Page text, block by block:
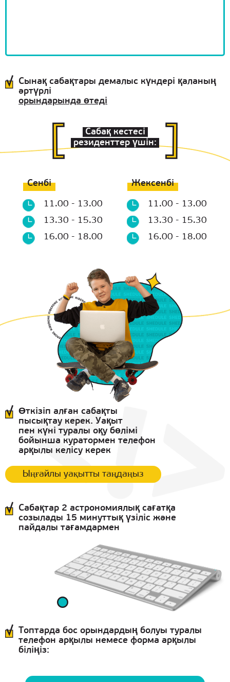
Сынақ сабақтары демалыс күндері қаланың
әртүрлі
орындарында өтеді
Сабақ кестесі
резиденттер үшін:
Сенбі
11.00 - 13.00
13.30 - 15.30
16.00 - 18.00
Жексенбі
11.00 - 13.00
13.30 - 15.30
16.00 - 18.00
Өткізіп алған сабақты
пысықтау керек. Уақыт
пен күні туралы оқу бөлімі
бойынша куратормен телефон
арқылы келісу керек
Ыңғайлы уақытты таңдаңыз
Сабақтар 2 астрономиялық сағатқа
созылады 15 минуттық үзіліс және
пайдалы тағамдармен
Топтарда бос орындардың болуы туралы
телефон арқылы немесе форма арқылы
біліңіз: